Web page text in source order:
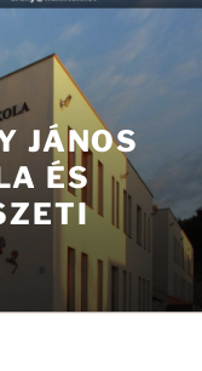
JÁNOS
ÉS